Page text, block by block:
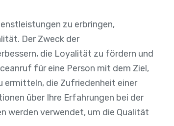
zu erbringen,
Der Zweck der
die Loyalität zu fördern und
für eine Person mit dem Ziel,
ermitteln, die Zufriedenheit einer
über Ihre Erfahrungen bei der
werden verwendet, um die Qualität